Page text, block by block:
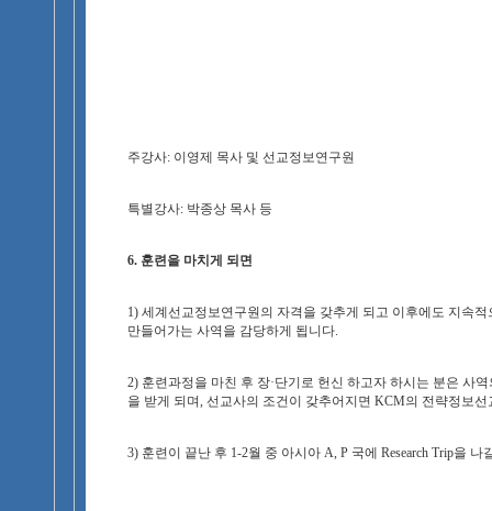
주강사: 이영제 목사 및 선교정보연구원
특별강사: 박종상 목사 등
6. 훈련을 마치게 되면
1) 세계선교정보연구원의 자격을 갖추게 되고 이후에도 지속
만들어가는 사역을 감당하게 됩니다.
2) 훈련과정을 마친 후 장·단기로 헌신 하고자 하시는 분은 사
을 받게 되며, 선교사의 조건이 갖추어지면 KCM의 전략정보
3) 훈련이 끝난 후 1-2월 중 아시아 A, P 국에 Research Trip을